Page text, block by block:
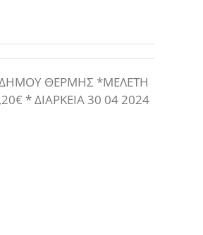
ΔΗΜΟΥ ΘΕΡΜΗΣ *ΜΕΛΕΤΗ
* ΔΙΑΡΚΕΙΑ 30 04 2024